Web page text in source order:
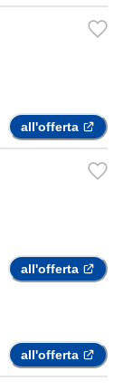
all'offerta
all'offerta
all'offerta